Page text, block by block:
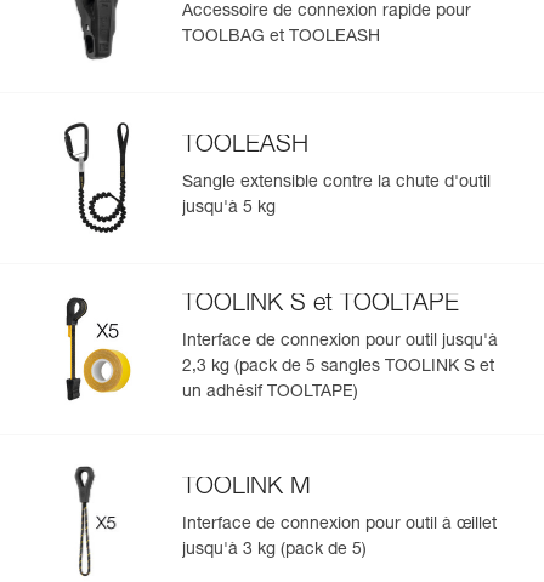
Accessoire de connexion rapide pour
TOOLBAG et TOOLEASH
TOOLEASH
Sangle extensible contre la chute d'outil
jusqu'à 5 kg
TOOLINK S et TOOLTAPE
Interface de connexion pour outil jusqu'à
2,3 kg (pack de 5 sangles TOOLINK S et
un adhésif TOOLTAPE)
TOOLINK M
Interface de connexion pour outil à œillet
jusqu'à 3 kg (pack de 5)